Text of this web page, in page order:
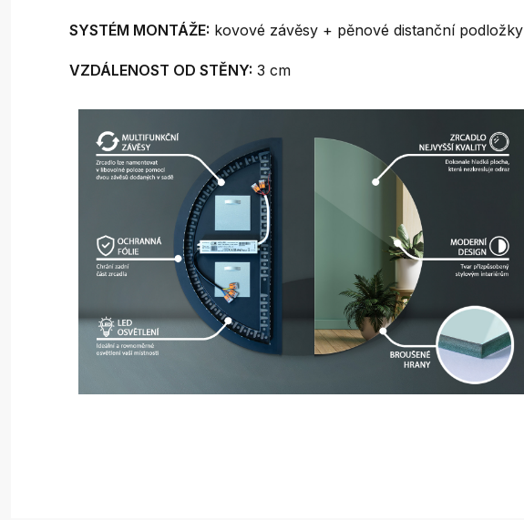
SYSTÉM MONTÁŽE: kovové závěsy + pěnové distanční podložky
VZDÁLENOST OD STĚNY: 3 cm